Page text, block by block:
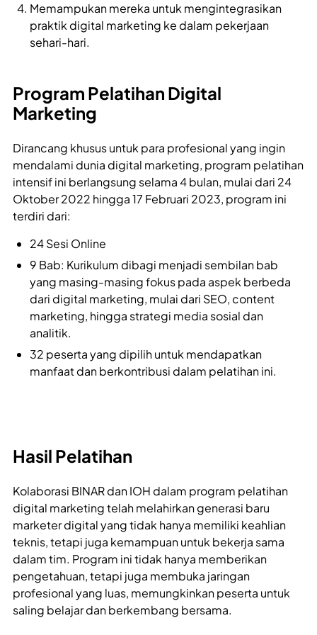
Memampukan mereka untuk mengintegrasikan
praktik digital marketing ke dalam pekerjaan
sehari-hari.
Program Pelatihan Digital
Marketing
Dirancang khusus untuk para profesional yang ingin
mendalami dunia digital marketing, program pelatihan
intensif ini berlangsung selama 4 bulan, mulai dari 24
Oktober 2022 hingga 17 Februari 2023, program ini
terdiri dari:
24 Sesi Online
9 Bab: Kurikulum dibagi menjadi sembilan bab
yang masing-masing fokus pada aspek berbeda
dari digital marketing, mulai dari SEO, content
marketing, hingga strategi media sosial dan
analitik.
32 peserta yang dipilih untuk mendapatkan
manfaat dan berkontribusi dalam pelatihan ini.
Hasil Pelatihan
Kolaborasi BINAR dan IOH dalam program pelatihan
digital marketing telah melahirkan generasi baru
marketer digital yang tidak hanya memiliki keahlian
teknis, tetapi juga kemampuan untuk bekerja sama
dalam tim. Program ini tidak hanya memberikan
pengetahuan, tetapi juga membuka jaringan
profesional yang luas, memungkinkan peserta untuk
saling belajar dan berkembang bersama.